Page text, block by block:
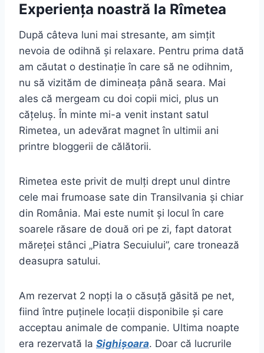
Experiența noastră la Rîmetea
După câteva luni mai stresante, am simțit
nevoia de odihnă și relaxare. Pentru prima dată
am căutat o destinație în care să ne odihnim,
nu să vizităm de dimineața până seara. Mai
ales că mergeam cu doi copii mici, plus un
cățeluș. În minte mi-a venit instant satul
Rimetea, un adevărat magnet în ultimii ani
printre bloggerii de călătorii.
Rimetea este privit de mulți drept unul dintre
cele mai frumoase sate din Transilvania și chiar
din România. Mai este numit și locul în care
soarele răsare de două ori pe zi, fapt datorat
măreței stânci „Piatra Secuiului”, care tronează
deasupra satului.
Am rezervat 2 nopți la o căsuță găsită pe net,
fiind între puținele locații disponibile și care
acceptau animale de companie. Ultima noapte
era rezervată la Sighișoara. Doar că lucrurile